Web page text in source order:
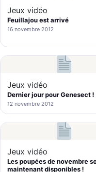
Jeux vidéo
Feuillajou est arrivé
16 novembre 2012
Jeux vidéo
Dernier jour pour Genesect !
12 novembre 2012
Jeux vidéo
Les poupées de novembre
maintenant disponibles !